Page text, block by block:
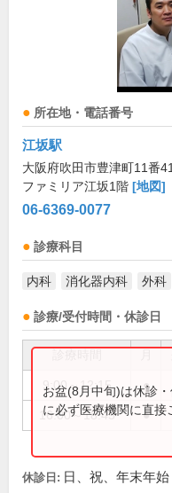
所在地・電話番号
江坂駅
大阪府吹田市豊津町11番
ファミリア江坂1階 [地図]
06-6369-0077
診療科目
内科 消化器内科 外科
診療/受付時間・休診日
9:00～12:15 ●
16:00～18:45 ●
お盆(8月中旬)は休診
に必ず医療機関に直接
休診日: 日、祝、年末年始